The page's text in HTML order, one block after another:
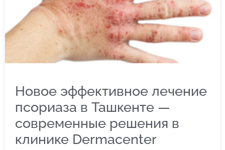
Новое эффективное лечение
псориаза в Ташкенте —
современные решения в
клинике Dermacenter